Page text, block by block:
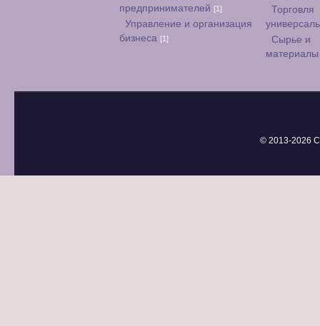
предпринимателей [1]
Управление и организация
бизнеса [1]
Торговля
Сырье и
© 2013-2026